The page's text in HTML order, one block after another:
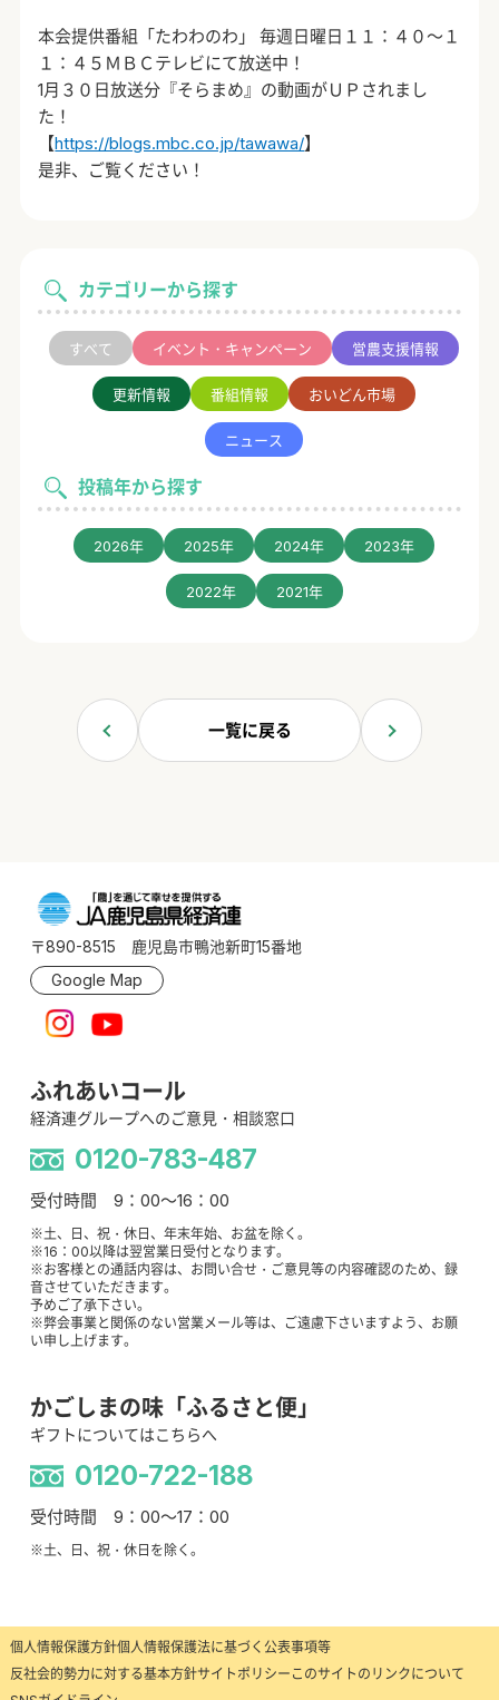
カテゴリーから探す
すべて イベント・キャンペーン 営農支援情報
更新情報 番組情報 おいどん市場
ニュース
投稿年から探す
2026年 2025年 2024年 2023年
2022年 2021年
本会提供番組「たわわのわ」 毎週日曜日１１：４０～１
１：４５ＭＢＣテレビにて放送中！
1月３０日放送分『そらまめ』の動画がＵＰされまし
た！
【https://blogs.mbc.co.jp/tawawa/】
是非、ご覧ください！
一覧に戻る
〒890-8515 鹿児島市鴨池新町15番地
Google Map
ふれあいコール
経済連グループへのご意見・相談窓口
0120-783-487
受付時間 9：00～16：00
※土、日、祝・休日、年末年始、お盆を除く。
※16：00以降は翌営業日受付となります。
※お客様との通話内容は、お問い合せ・ご意見等の内容確認のため、録
音させていただきます。
予めご了承下さい。
※弊会事業と関係のない営業メール等は、ご遠慮下さいますよう、お願
い申し上げます。
かごしまの味「ふるさと便」
ギフトについてはこちらへ
0120-722-188
受付時間 9：00～17：00
※土、日、祝・休日を除く。
個人情報保護方針個人情報保護法に基づく公表事項等
反社会的勢力に対する基本方針サイトポリシー このサイトのリンクについて